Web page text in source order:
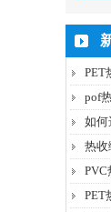
PET
pof
如何
热收
PVC
PET